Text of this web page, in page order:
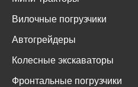
Вилочные погрузчики
Автогрейдеры
Колесные экскаваторы
Фронтальные погрузчики